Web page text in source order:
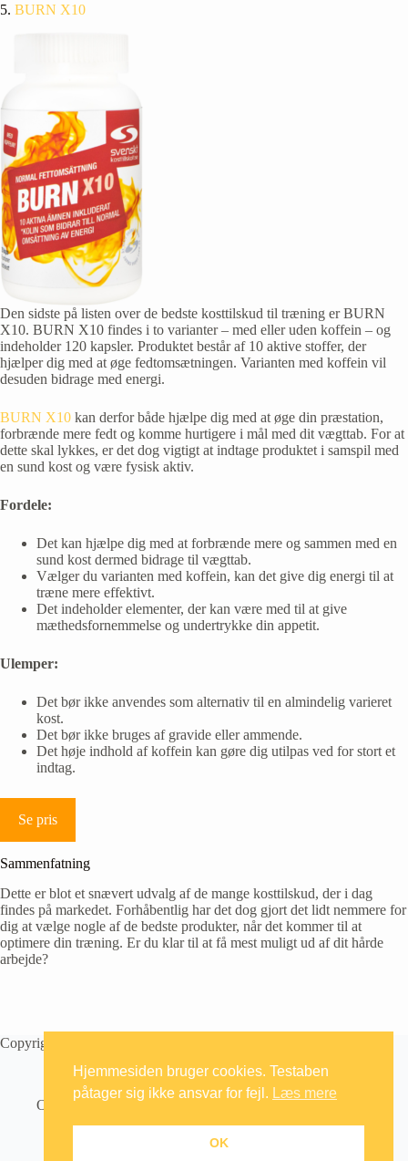
5. BURN X10
Den sidste på listen over de bedste kosttilskud til træning er BURN
X10. BURN X10 findes i to varianter – med eller uden koffein – og
indeholder 120 kapsler. Produktet består af 10 aktive stoffer, der
hjælper dig med at øge fedtomsætningen. Varianten med koffein vil
desuden bidrage med energi.
BURN X10 kan derfor både hjælpe dig med at øge din præstation,
forbrænde mere fedt og komme hurtigere i mål med dit vægttab. For at
dette skal lykkes, er det dog vigtigt at indtage produktet i samspil med
en sund kost og være fysisk aktiv.
Fordele:
Det kan hjælpe dig med at forbrænde mere og sammen med en
sund kost dermed bidrage til vægttab.
Vælger du varianten med koffein, kan det give dig energi til at
træne mere effektivt.
Det indeholder elementer, der kan være med til at give
mæthedsfornemmelse og undertrykke din appetit.
Ulemper:
Det bør ikke anvendes som alternativ til en almindelig varieret
kost.
Det bør ikke bruges af gravide eller ammende.
Det høje indhold af koffein kan gøre dig utilpas ved for stort et
indtag.
Se pris
Sammenfatning
Dette er blot et snævert udvalg af de mange kosttilskud, der i dag
findes på markedet. Forhåbentlig har det dog gjort det lidt nemmere for
dig at vælge nogle af de bedste produkter, når det kommer til at
optimere din træning. Er du klar til at få mest muligt ud af dit hårde
arbejde?
Copyright © 2026 Testaben
Om Artikler Databeskyttelsepolitik
Hjemmesiden bruger cookies. Testaben
påtager sig ikke ansvar for fejl. Læs mere
OK